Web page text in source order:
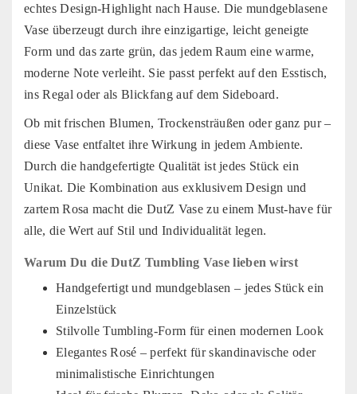
echtes Design-Highlight nach Hause. Die mundgeblasene
Vase überzeugt durch ihre einzigartige, leicht geneigte
Form und das zarte grün, das jedem Raum eine warme,
moderne Note verleiht. Sie passt perfekt auf den Esstisch,
ins Regal oder als Blickfang auf dem Sideboard.
Ob mit frischen Blumen, Trockensträußen oder ganz pur –
diese Vase entfaltet ihre Wirkung in jedem Ambiente.
Durch die handgefertigte Qualität ist jedes Stück ein
Unikat. Die Kombination aus exklusivem Design und
zartem Rosa macht die DutZ Vase zu einem Must-have für
alle, die Wert auf Stil und Individualität legen.
Warum Du die DutZ Tumbling Vase lieben wirst
Handgefertigt und mundgeblasen – jedes Stück ein
Einzelstück
Stilvolle Tumbling-Form für einen modernen Look
Elegantes Rosé – perfekt für skandinavische oder
minimalistische Einrichtungen